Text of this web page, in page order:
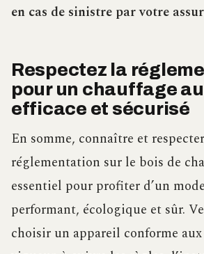
en cas de sinistre par votre
Respectez la
pour un chauffage
efficace et sécurisé
En somme, connaître et
réglementation sur le bois de
essentiel pour profiter d’un
performant, écologique et sûr.
choisir un appareil conforme